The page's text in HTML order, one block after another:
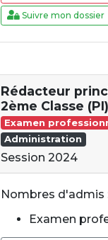
Suivre mon dossier
Rédacteur
2ème Classe (PI)
Examen
Administration
Session 2024
Nombres d'admis
Examen